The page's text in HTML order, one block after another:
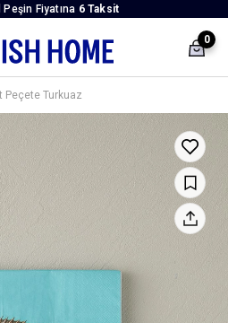
Peşin Fiyatına 6 Taksit
0
Peçete Turkuaz